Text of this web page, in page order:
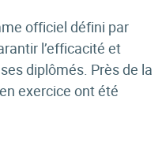
officiel défini par
l’efficacité et
diplômés. Près de la
exercice ont été